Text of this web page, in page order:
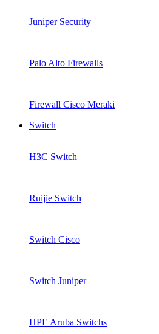
Juniper Security
Palo Alto Firewalls
Firewall Cisco Meraki
Switch
H3C Switch
Ruijie Switch
Switch Cisco
Switch Juniper
HPE Aruba Switchs